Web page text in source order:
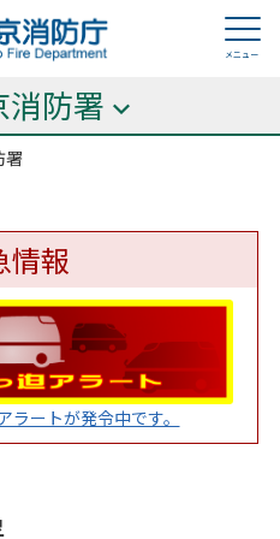
消防署
署
情報
ラートが発令中です。